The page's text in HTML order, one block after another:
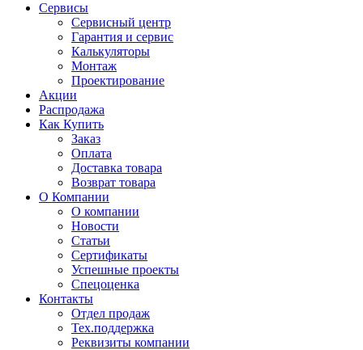
Сервисы
Сервисный центр
Гарантия и сервис
Калькуляторы
Монтаж
Проектирование
Акции
Распродажа
Как Купить
Заказ
Оплата
Доставка товара
Возврат товара
О Компании
О компании
Новости
Статьи
Сертификаты
Успешные проекты
Спецоценка
Контакты
Отдел продаж
Тех.поддержка
Реквизиты компании